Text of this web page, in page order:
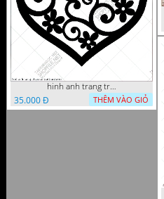
hinh anh trang tri cua so trai tim
35.000 Đ
THÊM VÀO GIỎ